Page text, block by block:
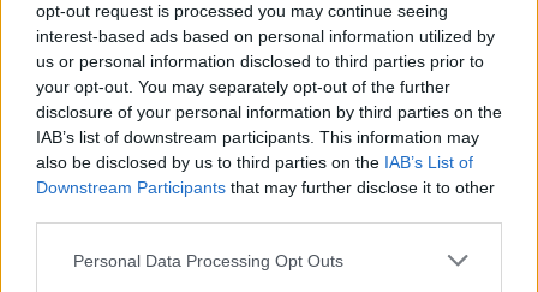
opt-out request is processed you may continue seeing
interest-based ads based on personal information utilized by
us or personal information disclosed to third parties prior to
your opt-out. You may separately opt-out of the further
disclosure of your personal information by third parties on the
IAB’s list of downstream participants. This information may
also be disclosed by us to third parties on the IAB’s List of
Downstream Participants that may further disclose it to other
Personal Data Processing Opt Outs
Commenti
registrati per commentare questo
articolo.
L'email è richiesta ma non verrà mostrata ai visitatori. Il contenuto di questo
commento esprime il pensiero dell'autore e non rappresenta la linea editoriale